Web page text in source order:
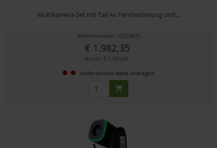
Multikamera-Set mit Tail Air Fernbedienung und...
Artikelnummer: 12318875
€ 1.982,35
Brutto: € 2.359,00
Liefertermin bitte anfragen